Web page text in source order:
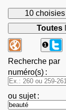
10 choisies
Toutes
❶
Recherche par
numéro(s) :
ou sujet: